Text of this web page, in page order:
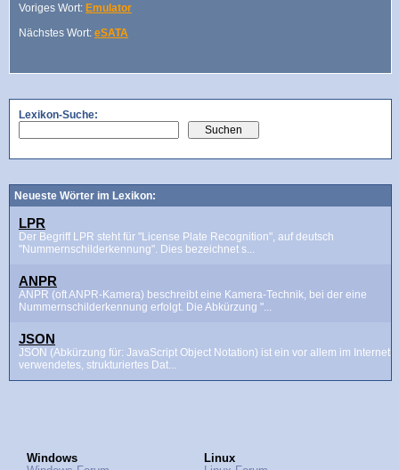
Voriges Wort: Emulator
Nächstes Wort: eSATA
Lexikon-Suche:
Neueste Wörter im Lexikon:
LPR
Der Begriff LPR steht für "License Plate Recognition", auf deutsch
"Nummernschilderkennung". Dies bezeichnet s...
ANPR
ANPR (oft ANPR-Kamera) beschreibt eine Kamera-Technik, bei der eine
Nummernschilderkennung erfolgt. Die Abkürzung "...
JSON
JSON (Abkürzung für: JavaScript Object Notation) ist ein vor allem im Internet
verwendetes, strukturiertes Dat...
Windows
Linux